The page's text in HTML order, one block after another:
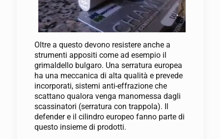
Oltre a questo devono resistere anche a
strumenti appositi come ad esempio il
grimaldello bulgaro. Una serratura europea
ha una meccanica di alta qualità e prevede
incorporati, sistemi anti-effrazione che
scattano qualora venga manomessa dagli
scassinatori (serratura con trappola). Il
defender e il cilindro europeo fanno parte di
questo insieme di prodotti.